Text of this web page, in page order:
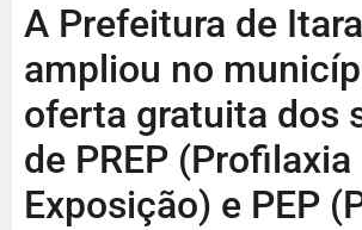
A Prefeitura de
ampliou no
oferta gratuita dos
de PREP (Profilaxia
Exposição) e PEP